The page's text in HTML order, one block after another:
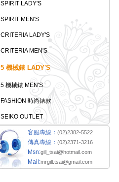
SPIRIT LADY'S
SPIRIT MEN'S
CRITERIA LADY'S
CRITERIA MEN'S
5 機械錶 LADY'S
5 機械錶 MEN'S
FASHION 時尚錶款
SEIKO OUTLET
客服專線： (02)2382-5522
傳真專線： (02)2371-3216
Msn:gill_tsai@hotmail.com
Mail:mrgill.tsai@gmail.com